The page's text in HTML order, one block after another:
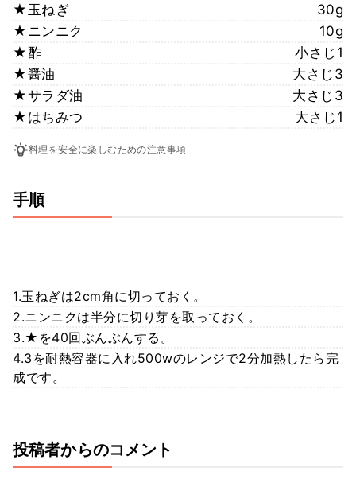
★玉ねぎ
30g
★ニンニク
10g
★酢
小さじ1
★醤油
大さじ3
★サラダ油
大さじ3
★はちみつ
大さじ1
料理を安全に楽しむための注意事項
手順
1.玉ねぎは2cm角に切っておく。
2.ニンニクは半分に切り芽を取っておく。
3.★を40回ぶんぶんする。
4.3を耐熱容器に入れ500wのレンジで2分加熱したら完
成です。
投稿者からのコメント